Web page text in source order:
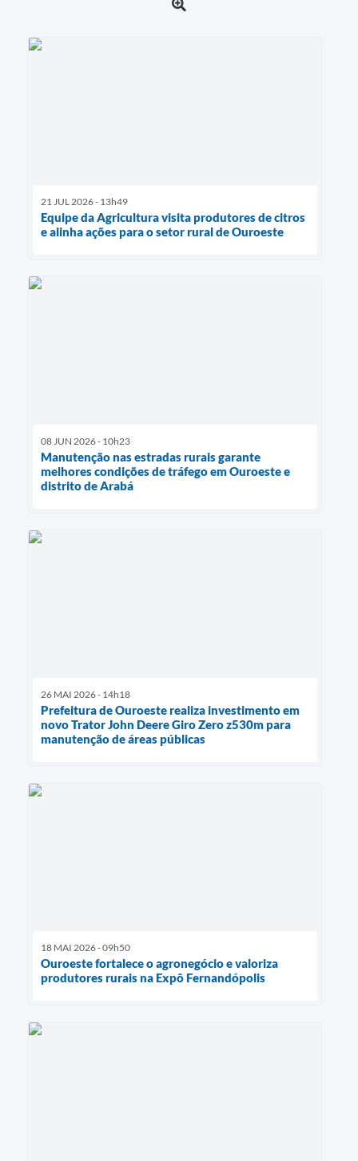
21 JUL 2026 - 13h49
Equipe da Agricultura visita produtores de citros
e alinha ações para o setor rural de Ouroeste
08 JUN 2026 - 10h23
Manutenção nas estradas rurais garante
melhores condições de tráfego em Ouroeste e
distrito de Arabá
26 MAI 2026 - 14h18
Prefeitura de Ouroeste realiza investimento em
novo Trator John Deere Giro Zero z530m para
manutenção de áreas públicas
18 MAI 2026 - 09h50
Ouroeste fortalece o agronegócio e valoriza
produtores rurais na Expô Fernandópolis